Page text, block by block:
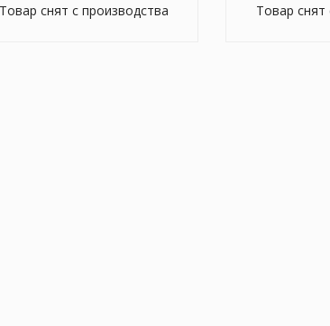
Товар снят с производства Товар снят